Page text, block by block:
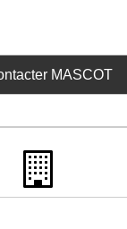
MASCOT